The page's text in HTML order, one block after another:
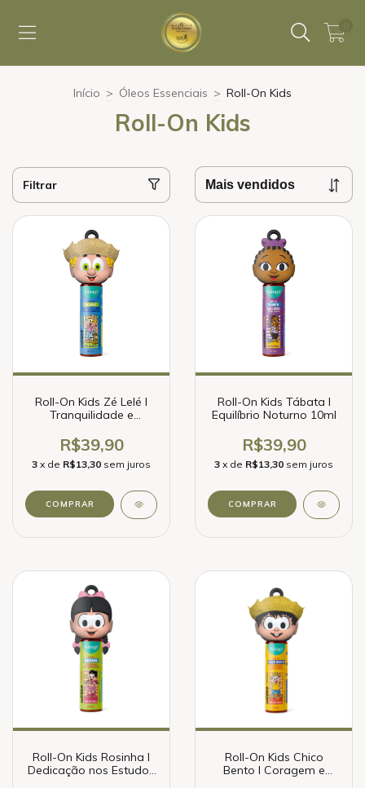
Início > Óleos Essenciais > Roll-On Kids
Roll-On Kids
Filtrar
Roll-On Kids Zé Lelé I
Tranquilidade e
R$39,90
3 x de R$13,30 sem juros
Roll-On Kids Tábata I
Equilíbrio Noturno 10ml
R$39,90
3 x de R$13,30 sem juros
Roll-On Kids Rosinha I
Dedicação nos Estudos
Roll-On Kids Chico
Bento I Coragem e